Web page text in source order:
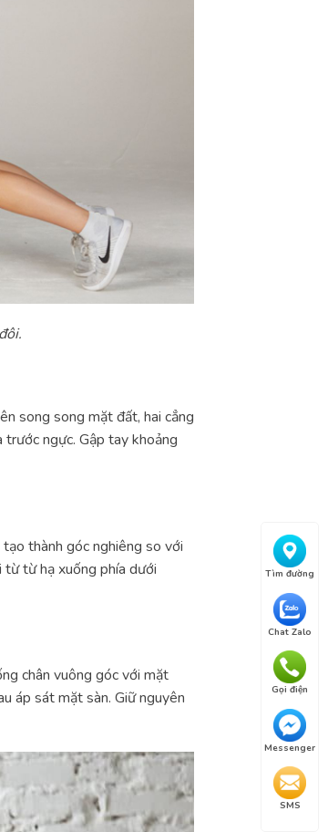
Tìm đường
Chat Zalo
Gọi điện
Messenger
SMS
song song mặt đất, hai cẳng
ngực. Gập tay khoảng
thành góc nghiêng so với
từ từ hạ xuống phía dưới
chân vuông góc với mặt
áp sát mặt sàn. Giữ nguyên